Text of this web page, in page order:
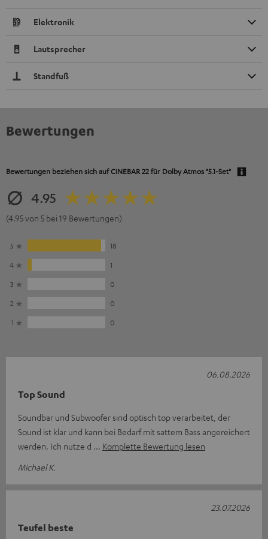
Elektronik
Lautsprecher
Standfuß
Bewertungen
Bewertungen beziehen sich aufCINEBAR 22 für Dolby Atmos "5.1-Set"
4.95
(4.95 von 5 bei 19 Bewertungen)
5
18
4
1
3
0
2
0
1
0
Top Sound
Soundbar und Subwoofer sind optisch top verarbeitet, der
Sound ist klar und kann bei Bedarf mit sattem Bass angereichert
werden. Ich nutze d
Komplette Bewertung lesen
Michael K.
06.08.2026
Teufel beste
23.07.2026